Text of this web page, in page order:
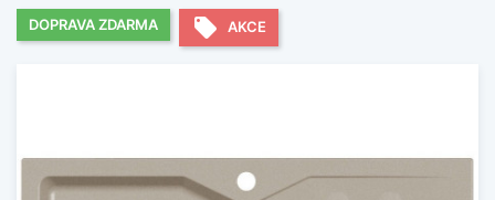
DOPRAVA ZDARMA local_offer AKCE